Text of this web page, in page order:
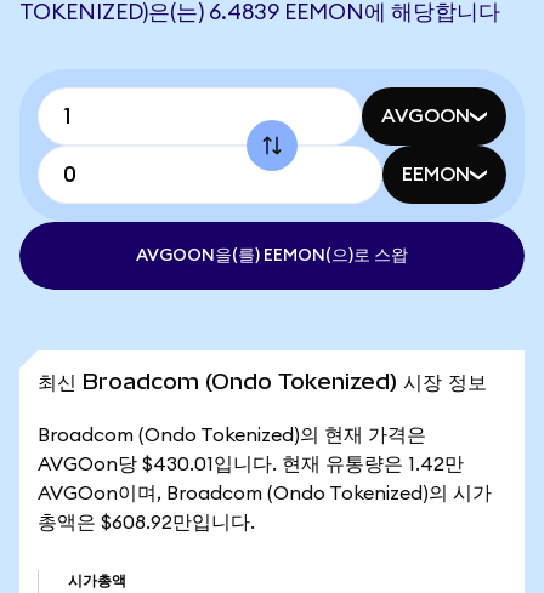
TOKENIZED)은(는) 6.4839 EEMON에 해당합니다
AVGOON
EEMON
AVGOON을(를) EEMON(으)로 스왑
최신 Broadcom (Ondo Tokenized) 시장 정보
Broadcom (Ondo Tokenized)의 현재 가격은
AVGOon당 $430.01입니다. 현재 유통량은 1.42만
AVGOon이며, Broadcom (Ondo Tokenized)의 시가
총액은 $608.92만입니다.
시가총액